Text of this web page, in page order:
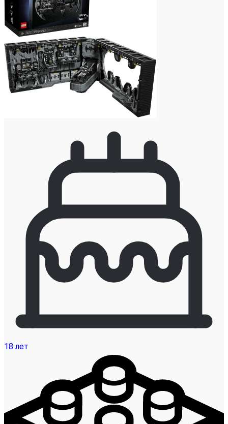
18 лет